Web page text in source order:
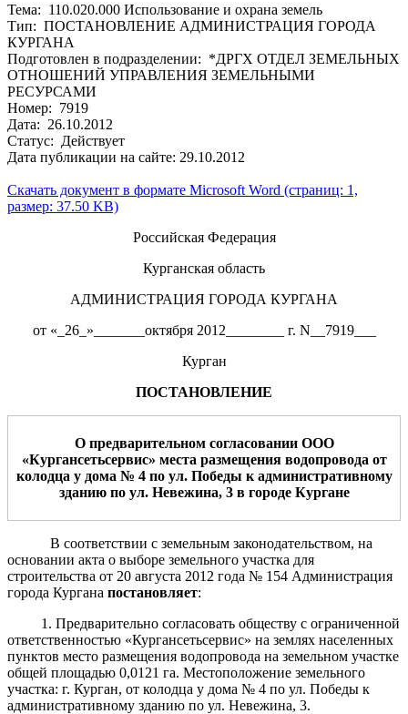
Тема: 110.020.000 Использование и охрана земель
Тип: ПОСТАНОВЛЕНИЕ АДМИНИСТРАЦИЯ ГОРОДА
КУРГАНА
Подготовлен в подразделении: *ДРГХ ОТДЕЛ ЗЕМЕЛЬНЫХ
ОТНОШЕНИЙ УПРАВЛЕНИЯ ЗЕМЕЛЬНЫМИ
РЕСУРСАМИ
Номер: 7919
Дата: 26.10.2012
Статус: Действует
Дата публикации на сайте: 29.10.2012
Скачать документ в формате Microsoft Word (страниц: 1,
размер: 37.50 KB)
Российская Федерация
Курганская область
АДМИНИСТРАЦИЯ ГОРОДА КУРГАНА
от «_26_»_______октября 2012________ г. N__7919___
Курган
ПОСТАНОВЛЕНИЕ
О предварительном согласовании ООО
«Кургансетьсервис» места размещения водопровода от
колодца у дома № 4 по ул. Победы к административному
зданию по ул. Невежина, 3 в городе Кургане
В соответствии с земельным законодательством, на
основании акта о выборе земельного участка для
строительства от 20 августа 2012 года № 154 Администрация
города Кургана постановляет:
1. Предварительно согласовать обществу с ограниченной
ответственностью «Кургансетьсервис» на землях населенных
пунктов место размещения водопровода на земельном участке
общей площадью 0,0121 га. Местоположение земельного
участка: г. Курган, от колодца у дома № 4 по ул. Победы к
административному зданию по ул. Невежина, 3.